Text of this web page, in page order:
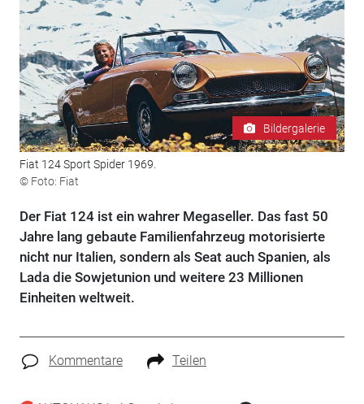
Bildergalerie
Fiat 124 Sport Spider 1969.
© Foto: Fiat
Der Fiat 124 ist ein wahrer Megaseller. Das fast 50
Jahre lang gebaute Familienfahrzeug motorisierte
nicht nur Italien, sondern als Seat auch Spanien, als
Lada die Sowjetunion und weitere 23 Millionen
Einheiten weltweit.
Kommentare Teilen